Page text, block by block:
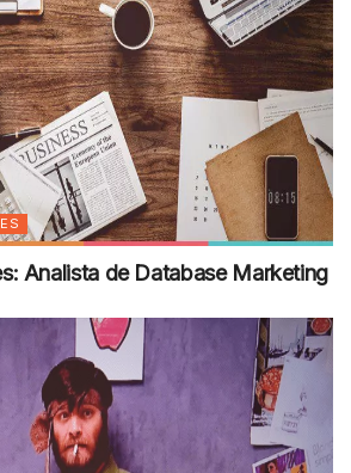
Analista de Database Marketing